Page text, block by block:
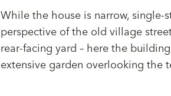
While the house is narrow,
perspective of the old village
rear-facing yard – here the
extensive garden overlooking the